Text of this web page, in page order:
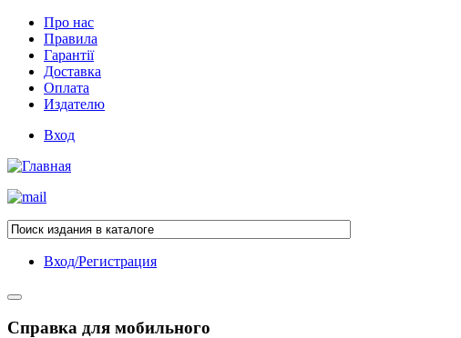
Про нас
Правила
Гарантії
Доставка
Оплата
Издателю
Вход
Вход/Регистрация
Справка для мобильного